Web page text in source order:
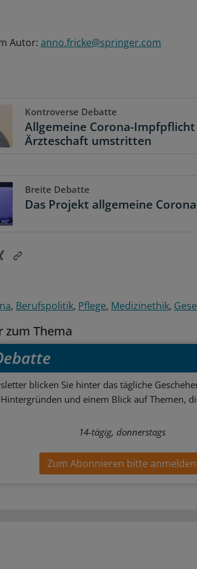
Autor: anno.fricke@springer.com
Kontroverse Debatte
Allgemeine Corona-
Ärzteschaft umstritten
Breite Debatte
Das Projekt allgemeine
Berufspolitik Pflege Medizinethik
zum Thema
blicken Sie hinter das tägliche
und einem Blick auf Themen,
14-tägig, donnerstags
Zum Abonnieren bitte anmelden